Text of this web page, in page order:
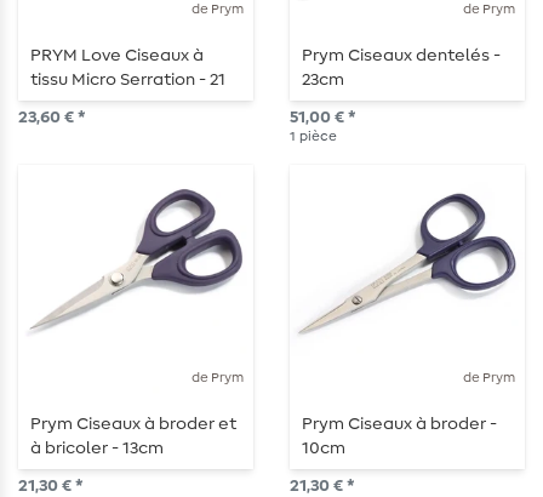
de Prym
PRYM Love Ciseaux à
tissu Micro Serration - 21
cm - rose
23,60 € *
de Prym
Prym Ciseaux dentelés -
23cm
51,00 € *
1 pièce
de Prym
Prym Ciseaux à broder et
à bricoler - 13cm
21,30 € *
de Prym
Prym Ciseaux à broder -
10cm
21,30 € *